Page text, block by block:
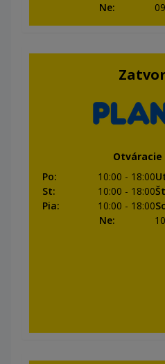
Ne:
Otváracie
Po: 10:00 - 18:00
St: 10:00 - 18:00Št
Pia: 10:00 - 18:00
Ne: